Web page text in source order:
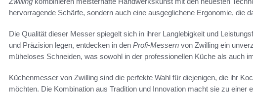
hervorragende Schärfe, sondern auch eine ausgeglichene Ergonomie, die
Die Qualität dieser Messer spiegelt sich in ihrer Langlebigkeit und
und Präzision legen, entdecken in den Profi-Messern von Zwilling ein
müheloses Schneiden, was sowohl in der professionellen Küche als auch
Küchenmesser von Zwilling sind die perfekte Wahl für diejenigen, die ihr
möchten. Die Kombination aus Tradition und Innovation macht sie zu einer